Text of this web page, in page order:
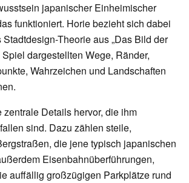
japanischer Einheimischer
funktioniert. Horie bezieht sich dabei
Theorie aus „Das Bild der
Spiel dargestellten Wege, Ränder,
Wahrzeichen und Landschaften
Details hervor, die ihm
sind. Dazu zählen steile,
die jene typisch japanischen
Eisenbahnüberführungen,
auffällig großzügigen Parkplätze rund